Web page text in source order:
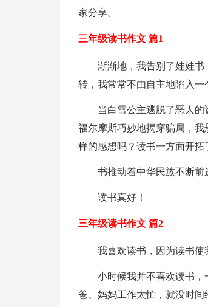
家分享。
三年级读书作文 篇1
渐渐地，我告别了娃娃
转，我常常不由自主地陷入一
当白雪公主逃脱了恶人
福尔摩斯巧妙地揭穿骗局，
样的感想吗？读书一方面开拓
书推动着中华民族不断前
读书真好！
三年级读书作文 篇2
我喜欢读书，因为读书使
小时候我并不喜欢读书
爸、妈妈工作太忙，就没时